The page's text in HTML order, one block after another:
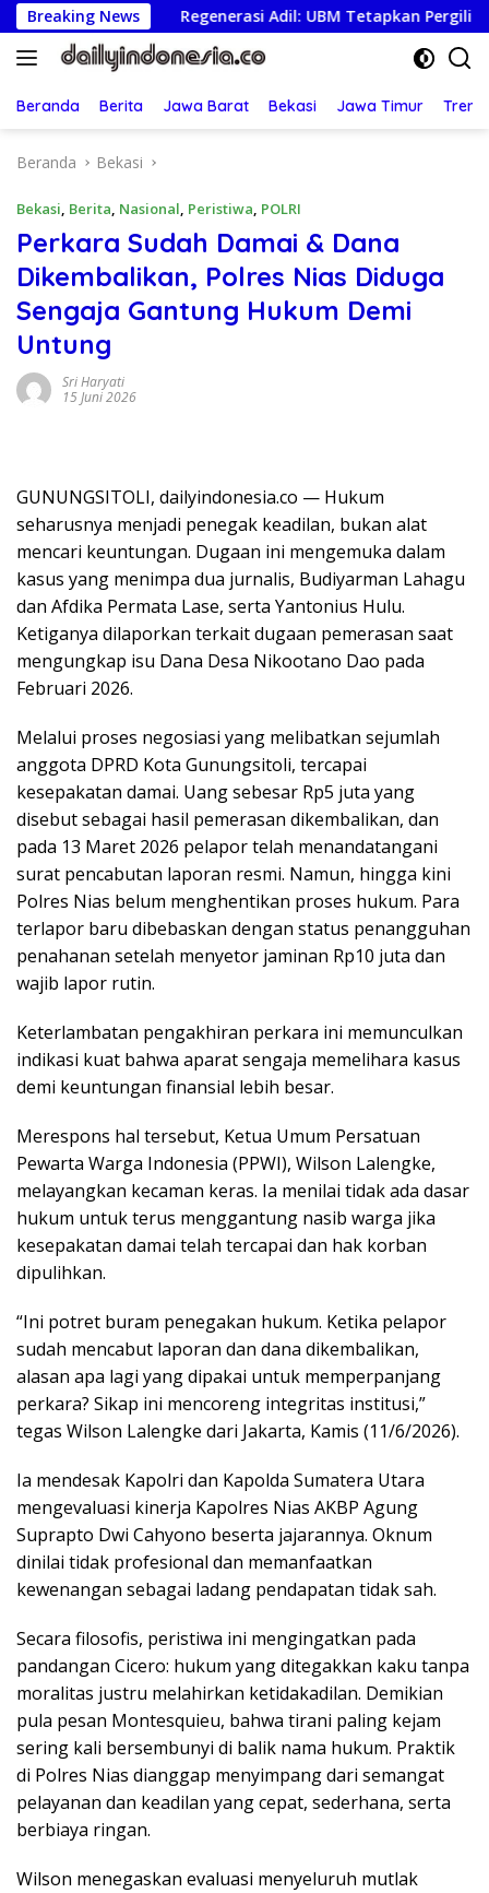
Langsung
ke
konten
Breaking NewsRegenerasi Adil: UBM Tetapkan Pergiliran Ketua
Beranda Berita Jawa Barat Bekasi Jawa Timur
Beranda Bekasi
Bekasi, Berita, Nasional, Peristiwa, POLRI
Perkara Sudah Damai & Dana
Dikembalikan, Polres Nias Diduga
Sengaja Gantung Hukum Demi
Untung
Sri Haryati
15 Juni 2026
GUNUNGSITOLI, dailyindonesia.co — Hukum
seharusnya menjadi penegak keadilan, bukan alat
mencari keuntungan. Dugaan ini mengemuka dalam
kasus yang menimpa dua jurnalis, Budiyarman Lahagu
dan Afdika Permata Lase, serta Yantonius Hulu.
Ketiganya dilaporkan terkait dugaan pemerasan saat
mengungkap isu Dana Desa Nikootano Dao pada
Februari 2026.
Melalui proses negosiasi yang melibatkan sejumlah
anggota DPRD Kota Gunungsitoli, tercapai
kesepakatan damai. Uang sebesar Rp5 juta yang
disebut sebagai hasil pemerasan dikembalikan, dan
pada 13 Maret 2026 pelapor telah menandatangani
surat pencabutan laporan resmi. Namun, hingga kini
Polres Nias belum menghentikan proses hukum. Para
terlapor baru dibebaskan dengan status penangguhan
penahanan setelah menyetor jaminan Rp10 juta dan
wajib lapor rutin.
Keterlambatan pengakhiran perkara ini memunculkan
indikasi kuat bahwa aparat sengaja memelihara kasus
demi keuntungan finansial lebih besar.
Merespons hal tersebut, Ketua Umum Persatuan
Pewarta Warga Indonesia (PPWI), Wilson Lalengke,
melayangkan kecaman keras. Ia menilai tidak ada dasar
hukum untuk terus menggantung nasib warga jika
kesepakatan damai telah tercapai dan hak korban
dipulihkan.
“Ini potret buram penegakan hukum. Ketika pelapor
sudah mencabut laporan dan dana dikembalikan,
alasan apa lagi yang dipakai untuk memperpanjang
perkara? Sikap ini mencoreng integritas institusi,”
tegas Wilson Lalengke dari Jakarta, Kamis (11/6/2026).
Ia mendesak Kapolri dan Kapolda Sumatera Utara
mengevaluasi kinerja Kapolres Nias AKBP Agung
Suprapto Dwi Cahyono beserta jajarannya. Oknum
dinilai tidak profesional dan memanfaatkan
kewenangan sebagai ladang pendapatan tidak sah.
Secara filosofis, peristiwa ini mengingatkan pada
pandangan Cicero: hukum yang ditegakkan kaku tanpa
moralitas justru melahirkan ketidakadilan. Demikian
pula pesan Montesquieu, bahwa tirani paling kejam
sering kali bersembunyi di balik nama hukum. Praktik
di Polres Nias dianggap menyimpang dari semangat
pelayanan dan keadilan yang cepat, sederhana, serta
berbiaya ringan.
Wilson menegaskan evaluasi menyeluruh mutlak